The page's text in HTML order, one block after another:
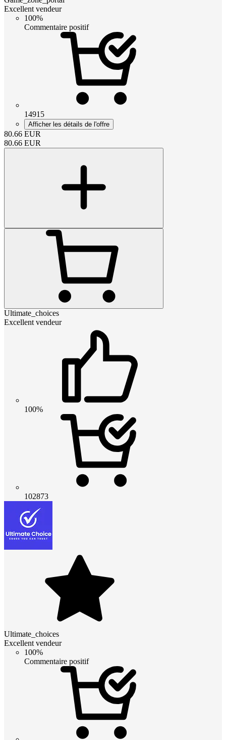
Excellent vendeur
100%
Commentaire positif
14915
Afficher les détails de l'offre
80.66 EUR
80.66 EUR
Ultimate_choices
Excellent vendeur
100%
102873
Ultimate_choices
Excellent vendeur
100%
Commentaire positif